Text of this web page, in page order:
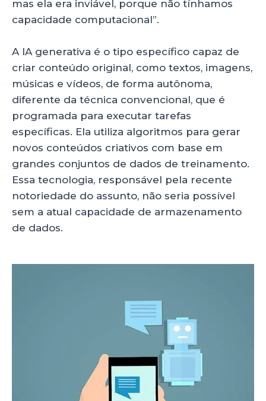
mas ela era inviável, porque não tínhamos
capacidade computacional”.
A IA generativa é o tipo específico capaz de
criar conteúdo original, como textos, imagens,
músicas e vídeos, de forma autônoma,
diferente da técnica convencional, que é
programada para executar tarefas
específicas. Ela utiliza algoritmos para gerar
novos conteúdos criativos com base em
grandes conjuntos de dados de treinamento.
Essa tecnologia, responsável pela recente
notoriedade do assunto, não seria possível
sem a atual capacidade de armazenamento
de dados.